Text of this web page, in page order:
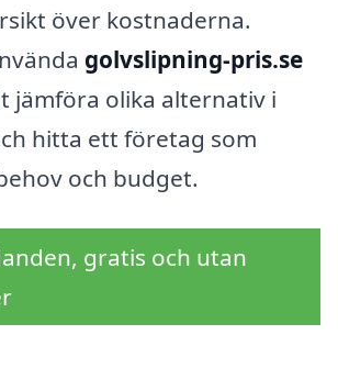
över kostnaderna.
golvslipning-pris.se
jämföra olika alternativ i
hitta ett företag som
och budget.
gratis och utan